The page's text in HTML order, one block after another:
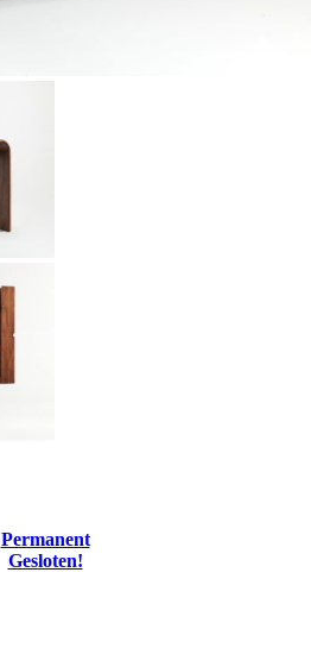
Permanent
Gesloten!